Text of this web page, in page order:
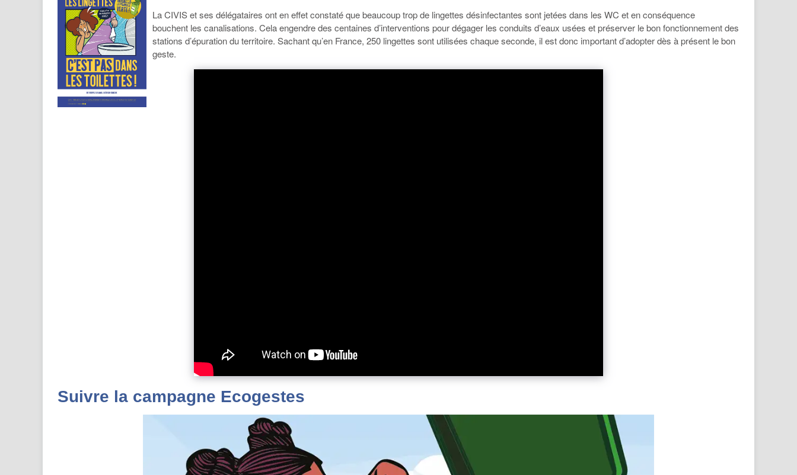
La CIVIS et ses délégataires ont en effet constaté que beaucoup trop de lingettes désinfectantes sont jetées dans les WC et en conséquence
bouchent les canalisations. Cela engendre des centaines d’interventions pour dégager les conduits d’eaux usées et préserver le bon fonctionnement des
stations d’épuration du territoire. Sachant qu’en France, 250 lingettes sont utilisées chaque seconde, il est donc important d’adopter dès à présent le bon
geste.
Suivre la campagne Ecogestes